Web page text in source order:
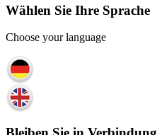
Wählen Sie Ihre Sprache
Choose your language